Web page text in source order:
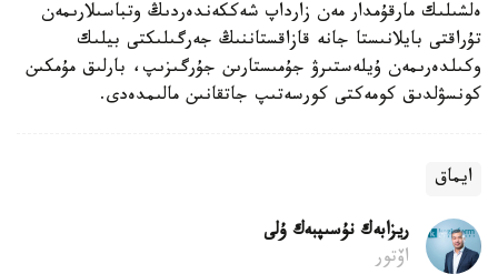
ەلشىلىك مارقۇمدار مەن زارداپ شەككەندەردىڭ وتباسىلارىمەن
تۇراقتى بايلانىستا جانە قازاقستاننىڭ جەرگىلىكتى بيلىك
وكىلدەرىمەن ۇيلەستىرۋ جۇمىستارىن جۇرگىزىپ، بارلىق مۇمكىن
كونسۋلدىق كومەكتى كورسەتىپ جاتقانىن مالىمدەدى.
ايماق
ريزابەك نۇسىپبەك ۇلى
اۆتور